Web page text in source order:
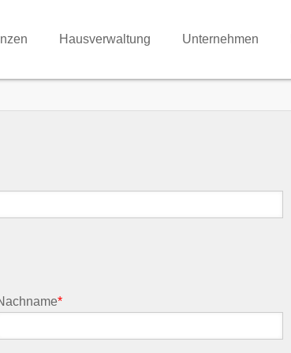
Hausverwaltung Unternehmen
*